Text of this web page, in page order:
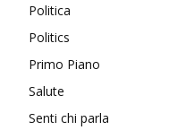
Politica
Politics
Primo Piano
Salute
Senti chi parla